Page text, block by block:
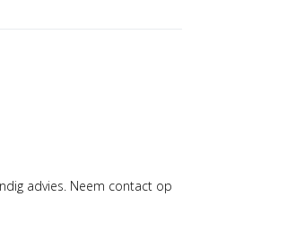
advies. Neem contact op